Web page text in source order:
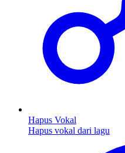
Hapus Vokal
Hapus vokal dari lagu